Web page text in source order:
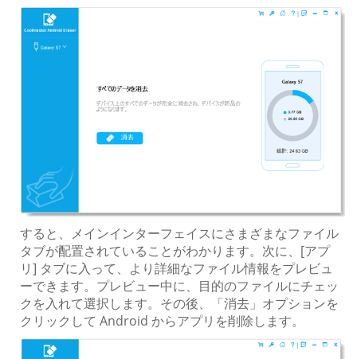
すると、メインインターフェイスにさまざまなファイル
タブが配置されていることがわかります。次に、[アプ
リ] タブに入って、より詳細なファイル情報をプレビュ
ーできます。プレビュー中に、目的のファイルにチェッ
クを入れて選択します。その後、「消去」オプションを
クリックして Android からアプリを削除します。